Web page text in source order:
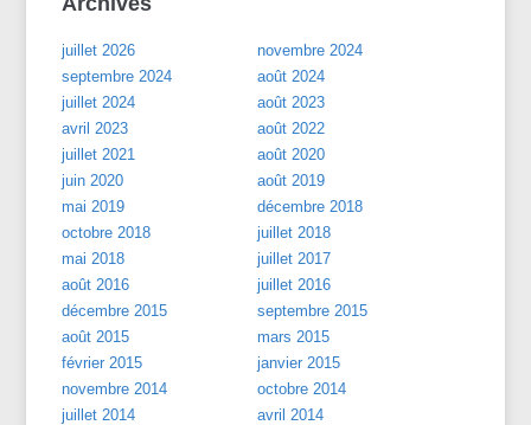
juillet 2026
novembre 2024
septembre 2024
août 2024
juillet 2024
août 2023
avril 2023
août 2022
juillet 2021
août 2020
juin 2020
août 2019
mai 2019
décembre 2018
octobre 2018
juillet 2018
mai 2018
juillet 2017
août 2016
juillet 2016
décembre 2015
septembre 2015
août 2015
mars 2015
février 2015
janvier 2015
novembre 2014
octobre 2014
juillet 2014
avril 2014